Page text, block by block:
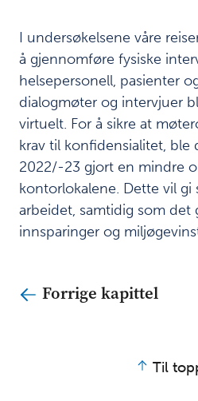
I undersøkelsene våre
å gjennomføre fysiske
helsepersonell, pasienter
dialogmøter og intervjuer
virtuelt. For å sikre at
krav til konfidensialitet, ble
2022/-23 gjort en mindre
kontorlokalene. Dette vil gi
arbeidet, samtidig som det
innsparinger og
Forrige kapittel
Til